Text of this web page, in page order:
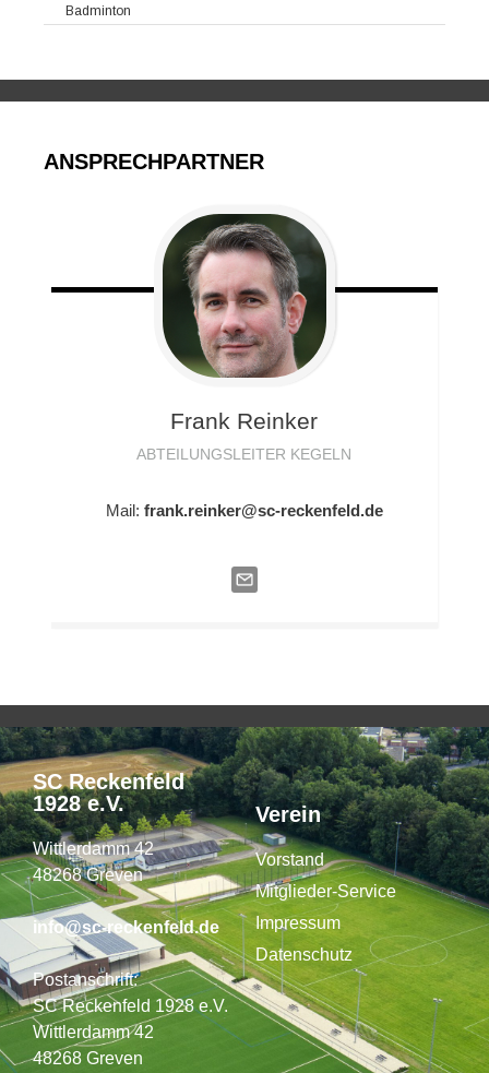
Badminton
ANSPRECHPARTNER
Frank Reinker
ABTEILUNGSLEITER KEGELN
Mail: frank.reinker@sc-reckenfeld.de
SC Reckenfeld
1928 e.V.
Wittlerdamm 42
48268 Greven
info@sc-reckenfeld.de
Postanschrift:
SC Reckenfeld 1928 e.V.
Wittlerdamm 42
48268 Greven
Verein
Vorstand
Mitglieder-Service
Impressum
Datenschutz